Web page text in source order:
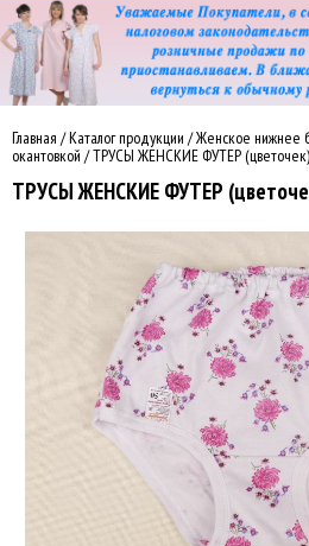
Главная /Каталог продукции /Женское нижнее
окантовкой /ТРУСЫ ЖЕНСКИЕ ФУТЕР (цветочек)
ТРУСЫ ЖЕНСКИЕ ФУТЕР